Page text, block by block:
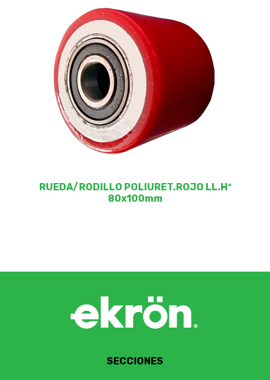
RUEDA/RODILLO POLIURET.ROJO LL.Hº
80x100mm
SECCIONES